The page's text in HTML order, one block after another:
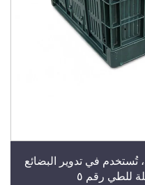
تُستخدم في تدوير البضائع
للطي رقم ٥